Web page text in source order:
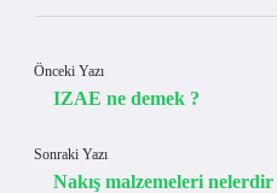
Önceki Yazı
IZAE ne demek ?
Sonraki Yazı
Nakış malzemeleri nelerdir